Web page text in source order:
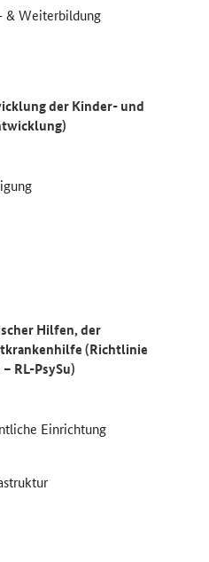
& Weiterbildung
der Kinder- und
Hilfen, der
(Richtlinie
RL-PsySu)
Einrichtung